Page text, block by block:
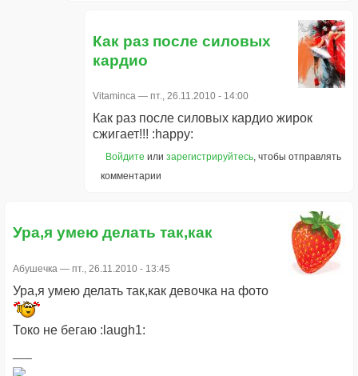
Как раз после силовых
кардио
Vitaminca — пт., 26.11.2010 - 14:00
Как раз после силовых кардио жирок
сжигает!!! :happy:
Войдите или зарегистрируйтесь, чтобы отправлять
комментарии
Ура,я умею делать так,как
Абушечка — пт., 26.11.2010 - 13:45
Ура,я умею делать так,как девочка на фото
Токо не бегаю :laugh1: